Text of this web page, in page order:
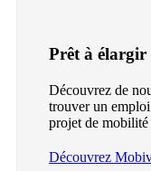
Prêt à élargir
Découvrez de
trouver un
projet de
Découvrez